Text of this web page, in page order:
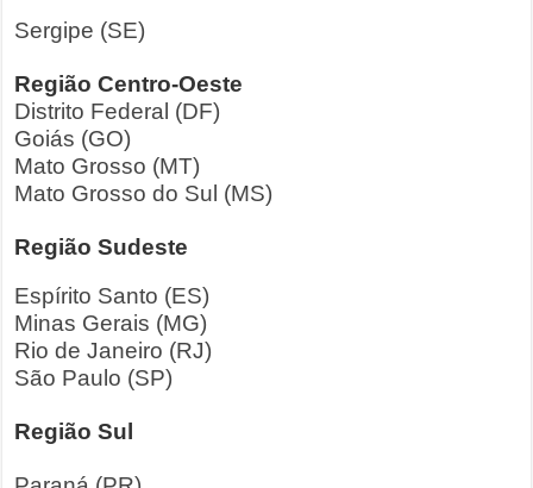
Sergipe (SE)
Região Centro-Oeste
Distrito Federal (DF)
Goiás (GO)
Mato Grosso (MT)
Mato Grosso do Sul (MS)
Região Sudeste
Espírito Santo (ES)
Minas Gerais (MG)
Rio de Janeiro (RJ)
São Paulo (SP)
Região Sul